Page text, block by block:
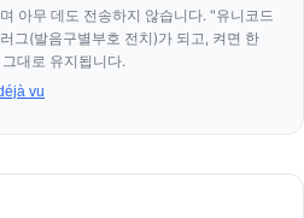
아무 데도 전송하지 않습니다. "유니코드
그(발음구별부호 전치)가 되고, 켜면 한
대로 유지됩니다.
vu